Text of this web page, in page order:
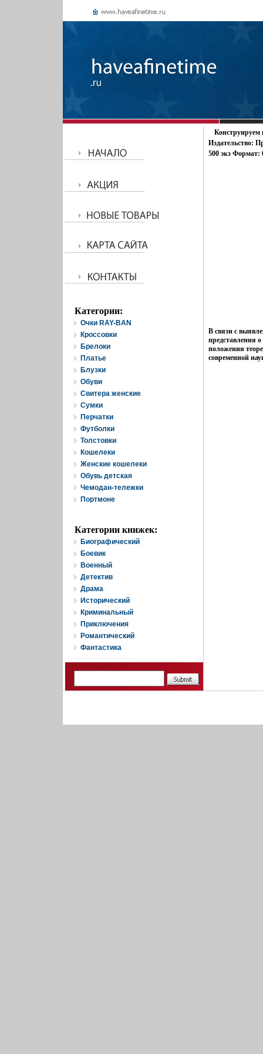
Категории:
Очки RAY-BAN
Кроссовки
Брелоки
Платье
Блузки
Обуви
Свитера женские
Cумки
Перчатки
Футболки
Толстовки
Кошелеки
Женские кошелеки
Обувь детская
Чемодан-тележки
Портмоне
Категории книжек:
Биографический
Боевик
Военный
Детектив
Драма
Исторический
Криминальный
Приключения
Романтический
Фантастика
Конструируем
Издательство:
500 экз Формат:
В связи с
представления
положения
современной